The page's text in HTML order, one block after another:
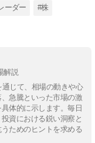
ーダー #株
解説
じて、相場の動きや心
急騰といった市場の激
体的に示します。毎日
資における鋭い洞察と
ためのヒントを求める